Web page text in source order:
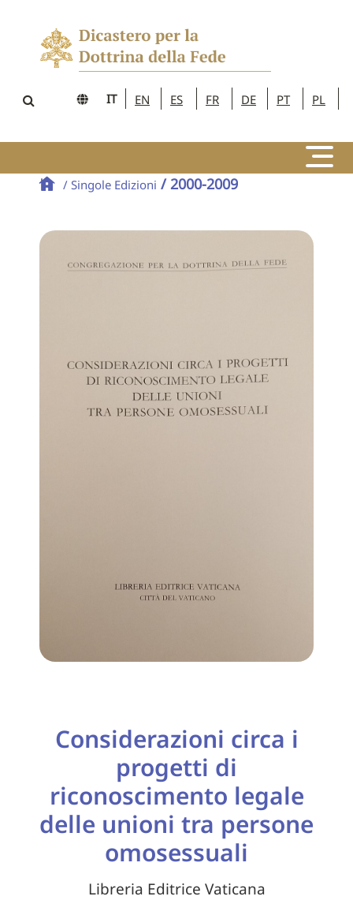
IT EN ES FR DE PT PL
/ Singole Edizioni / 2000-2009
Considerazioni circa i
progetti di
riconoscimento legale
delle unioni tra persone
omosessuali
Libreria Editrice Vaticana